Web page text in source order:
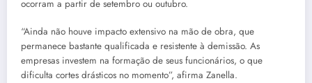
ocorram a partir de setembro ou outubro.
“Ainda não houve impacto extensivo na mão de obra, que
permanece bastante qualificada e resistente à demissão. As
empresas investem na formação de seus funcionários, o que
dificulta cortes drásticos no momento”, afirma Zanella.